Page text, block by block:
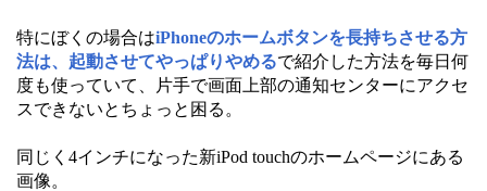
特にぼくの場合はiPhoneのホームボタンを長持ちさせる方
法は、起動させてやっぱりやめるで紹介した方法を毎日何
度も使っていて、片手で画面上部の通知センターにアクセ
スできないとちょっと困る。
同じく4インチになった新iPod touchのホームページにある
画像。